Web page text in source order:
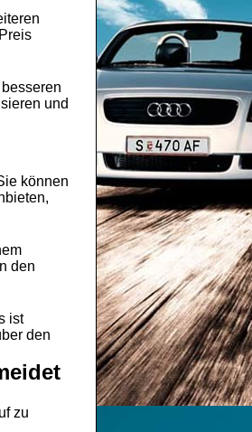
und
können
den
ist
den
zu